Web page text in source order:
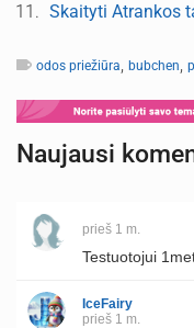
Skaityti Atrankos
odos priežiūra bubchen
Naujausi
prieš 1 m.
Testuotojui
IceFairy
prieš 1 m.